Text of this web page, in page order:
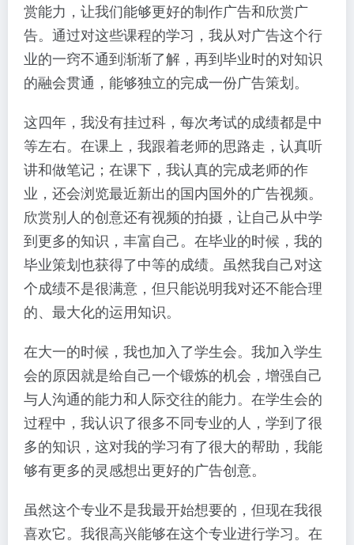
赏能力，让我们能够更好的制作广告和欣赏广
告。通过对这些课程的学习，我从对广告这个行
业的一窍不通到渐渐了解，再到毕业时的对知识
的融会贯通，能够独立的完成一份广告策划。
这四年，我没有挂过科，每次考试的成绩都是中
等左右。在课上，我跟着老师的思路走，认真听
讲和做笔记；在课下，我认真的完成老师的作
业，还会浏览最近新出的国内国外的广告视频。
欣赏别人的创意还有视频的拍摄，让自己从中学
到更多的知识，丰富自己。在毕业的时候，我的
毕业策划也获得了中等的成绩。虽然我自己对这
个成绩不是很满意，但只能说明我对还不能合理
的、最大化的运用知识。
在大一的时候，我也加入了学生会。我加入学生
会的原因就是给自己一个锻炼的机会，增强自己
与人沟通的能力和人际交往的能力。在学生会的
过程中，我认识了很多不同专业的人，学到了很
多的知识，这对我的学习有了很大的帮助，我能
够有更多的灵感想出更好的广告创意。
虽然这个专业不是我最开始想要的，但现在我很
喜欢它。我很高兴能够在这个专业进行学习。在